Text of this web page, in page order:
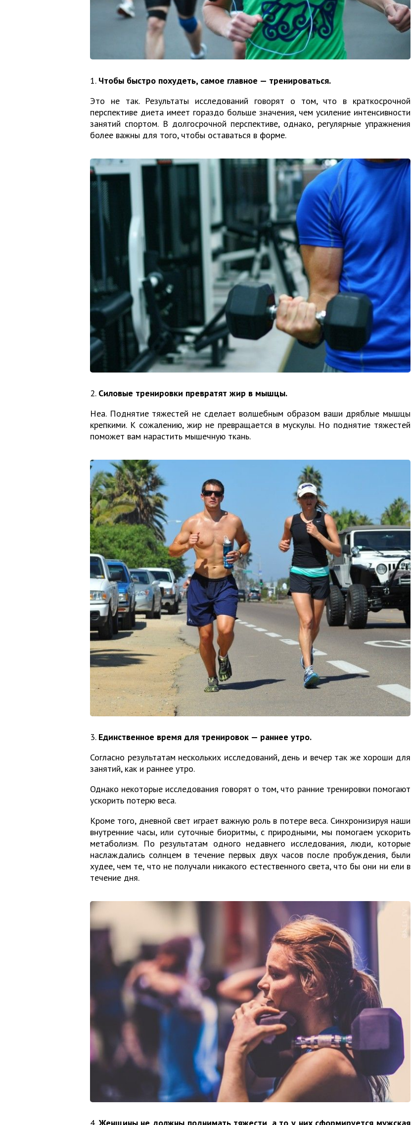
1. Чтобы быстро похудеть, самое главное — тренироваться.
Это не так. Результаты исследований говорят о том, что в краткосрочной
перспективе диета имеет гораздо больше значения, чем усиление интенсивности
занятий спортом. В долгосрочной перспективе, однако, регулярные упражнения
более важны для того, чтобы оставаться в форме.
2. Силовые тренировки превратят жир в мышцы.
Неа. Поднятие тяжестей не сделает волшебным образом ваши дряблые мышцы
крепкими. К сожалению, жир не превращается в мускулы. Но поднятие тяжестей
поможет вам нарастить мышечную ткань.
3. Единственное время для тренировок — раннее утро.
Согласно результатам нескольких исследований, день и вечер так же хороши для
занятий, как и раннее утро.
Однако некоторые исследования говорят о том, что ранние тренировки помогают
ускорить потерю веса.
Кроме того, дневной свет играет важную роль в потере веса. Синхронизируя наши
внутренние часы, или суточные биоритмы, с природными, мы помогаем ускорить
метаболизм. По результатам одного недавнего исследования, люди, которые
наслаждались солнцем в течение первых двух часов после пробуждения, были
худее, чем те, что не получали никакого естественного света, что бы они ни ели в
течение дня.